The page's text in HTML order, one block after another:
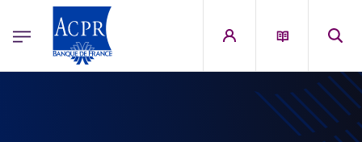
ACPR Menu Principal (French)